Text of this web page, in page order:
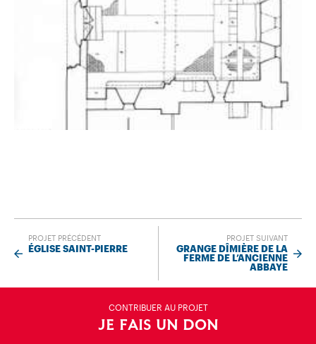
PROJET PRÉCÉDENT
ÉGLISE SAINT-PIERRE
PROJET SUIVANT
GRANGE DÎMIÈRE DE LA
FERME DE L’ANCIENNE
ABBAYE
CONTRIBUER AU PROJET
JE FAIS UN DON